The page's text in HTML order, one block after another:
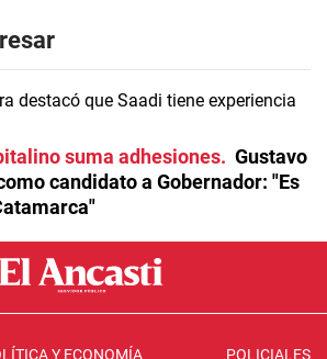
suma adhesiones
Gustavo
candidato a Gobernador: "Es
Y ECONOMÍA POLICIALES